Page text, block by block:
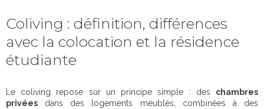
Coliving : définition, différences
avec la colocation et la résidence
étudiante
Le coliving repose sur un principe simple : des chambres
privées dans des logements meublés, combinées à des